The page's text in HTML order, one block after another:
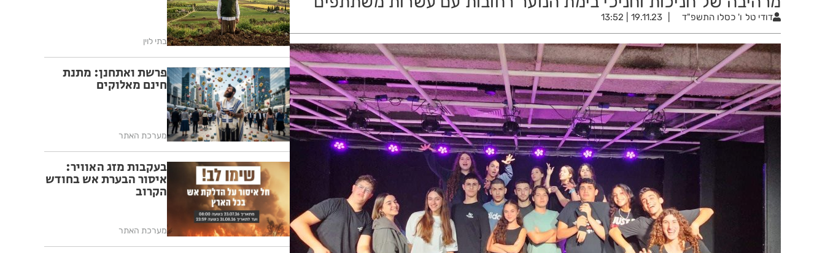
דודי טל ו' כסלו התשפ"ד 19.11.23 | 13:52
בתי לוין
פרשת ואתחנן: מתנת
חינם מאלוקים
מערכת האתר
בעקבות מזג האוויר:
איסור הבערת אש בחודש
הקרוב
מערכת האתר